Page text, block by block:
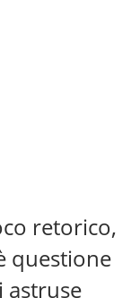
retorico,
questione
astruse